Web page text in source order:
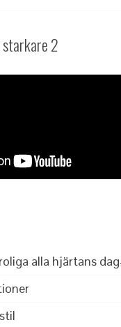
starkare 2
alla hjärtans